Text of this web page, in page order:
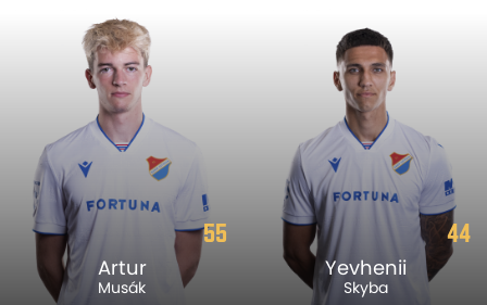
55
Artur
Musák
44
Yevhenii
Skyba